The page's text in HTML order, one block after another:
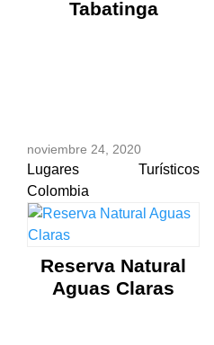
Tabatinga
noviembre 24, 2020
Lugares Turísticos
Colombia
Reserva Natural
Aguas Claras